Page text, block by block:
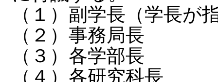
（１）副学長（学長が
（２）事務局長
（３）各学部長
（４）各研究科長